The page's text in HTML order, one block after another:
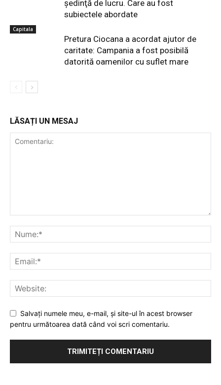
şedinţă de lucru. Care au fost
subiectele abordate
Capitala
Pretura Ciocana a acordat ajutor de
caritate: Campania a fost posibilă
datorită oamenilor cu suflet mare
LĂSAȚI UN MESAJ
Salvaţi numele meu, e-mail, şi site-ul în acest browser
pentru următoarea dată când voi scri comentariu.